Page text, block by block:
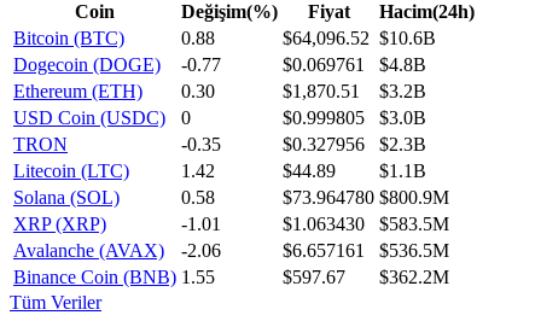
Coin Değişim(%) Fiyat
Hacim(24h)
Bitcoin (BTC)
0.88 $64,096.52 $10.6B
Dogecoin (DOGE)
-0.77 $0.069761
$4.8B
Ethereum (ETH)
0.30 $1,870.51
$3.2B
USD Coin (USDC)
0 $0.999805
$3.0B
TRON
-0.35 $0.327956
$2.3B
Litecoin (LTC)
1.42 $44.89
$1.1B
Solana (SOL)
0.58 $73.964780 $800.9M
XRP (XRP)
-1.01 $1.063430
$583.5M
Avalanche (AVAX)
-2.06 $6.657161
$536.5M
Binance Coin (BNB) 1.55 $597.67
$362.2M
Tüm Veriler